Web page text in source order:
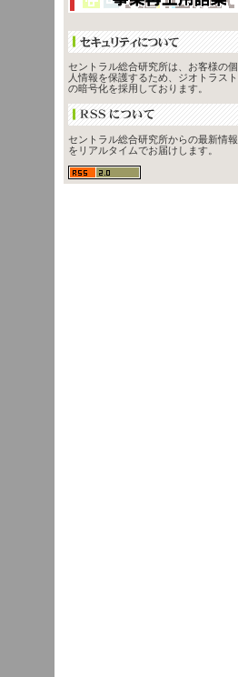
セントラル総合研究所は、お客様の個
人情報を保護するため、ジオトラスト
の暗号化を採用しております。
セントラル総合研究所からの最新情報
をリアルタイムでお届けします。